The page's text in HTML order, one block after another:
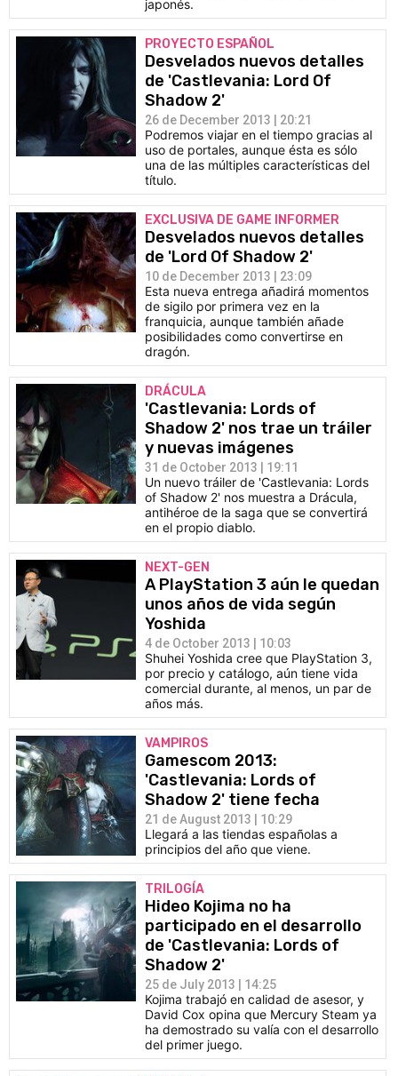
japonés.
PROYECTO ESPAÑOL
Desvelados nuevos detalles
de 'Castlevania: Lord Of
Shadow 2'
26 de December 2013 | 20:21
Podremos viajar en el tiempo gracias al
uso de portales, aunque ésta es sólo
una de las múltiples características del
título.
EXCLUSIVA DE GAME INFORMER
Desvelados nuevos detalles
de 'Lord Of Shadow 2'
10 de December 2013 | 23:09
Esta nueva entrega añadirá momentos
de sigilo por primera vez en la
franquicia, aunque también añade
posibilidades como convertirse en
dragón.
DRÁCULA
'Castlevania: Lords of
Shadow 2' nos trae un tráiler
y nuevas imágenes
31 de October 2013 | 19:11
Un nuevo tráiler de 'Castlevania: Lords
of Shadow 2' nos muestra a Drácula,
antihéroe de la saga que se convertirá
en el propio diablo.
NEXT-GEN
A PlayStation 3 aún le quedan
unos años de vida según
Yoshida
4 de October 2013 | 10:03
Shuhei Yoshida cree que PlayStation 3,
por precio y catálogo, aún tiene vida
comercial durante, al menos, un par de
años más.
VAMPIROS
Gamescom 2013:
'Castlevania: Lords of
Shadow 2' tiene fecha
21 de August 2013 | 10:29
Llegará a las tiendas españolas a
principios del año que viene.
TRILOGÍA
Hideo Kojima no ha
participado en el desarrollo
de 'Castlevania: Lords of
Shadow 2'
25 de July 2013 | 14:25
Kojima trabajó en calidad de asesor, y
David Cox opina que Mercury Steam ya
ha demostrado su valía con el desarrollo
del primer juego.